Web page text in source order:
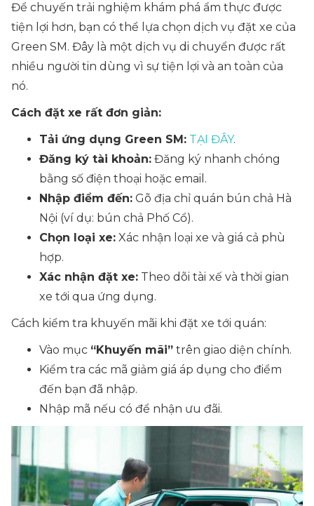
Để chuyến trải nghiệm khám phá ẩm thực được
tiện lợi hơn, bạn có thể lựa chọn dịch vụ đặt xe của
Green SM. Đây là một dịch vụ di chuyển được rất
nhiều người tin dùng vì sự tiện lợi và an toàn của
nó.
Cách đặt xe rất đơn giản:
Tải ứng dụng Green SM: TẠI ĐÂY.
Đăng ký tài khoản: Đăng ký nhanh chóng
bằng số điện thoại hoặc email.
Nhập điểm đến: Gõ địa chỉ quán bún chả Hà
Nội (ví dụ: bún chả Phố Cổ).
Chọn loại xe: Xác nhận loại xe và giá cả phù
hợp.
Xác nhận đặt xe: Theo dõi tài xế và thời gian
xe tới qua ứng dụng.
Cách kiểm tra khuyến mãi khi đặt xe tới quán:
Vào mục “Khuyến mãi” trên giao diện chính.
Kiểm tra các mã giảm giá áp dụng cho điểm
đến bạn đã nhập.
Nhập mã nếu có để nhận ưu đãi.